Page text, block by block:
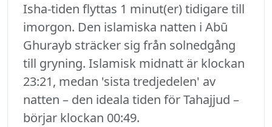
Isha-tiden flyttas 1 minut(er) tidigare till
imorgon. Den islamiska natten i Abū
Ghurayb sträcker sig från solnedgång
till gryning. Islamisk midnatt är klockan
23:21, medan 'sista tredjedelen' av
natten – den ideala tiden för Tahajjud –
börjar klockan 00:49.